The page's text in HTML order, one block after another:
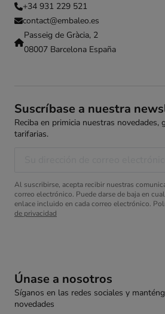
+34 931 229 521
contact@embaleo.es
Passeig de Gràcia, 2
08007 Barcelona España
Únase a nosotros
Síganos en las redes sociales y
novedades
Suscríbase a nuestra
Reciba en primicia nuestras novedades,
tarifarias.
Al suscribirse, acepta recibir nuestras
correo electrónico. Puede darse de baja en
enlace incluido en cada correo electrónico.
de privacidad